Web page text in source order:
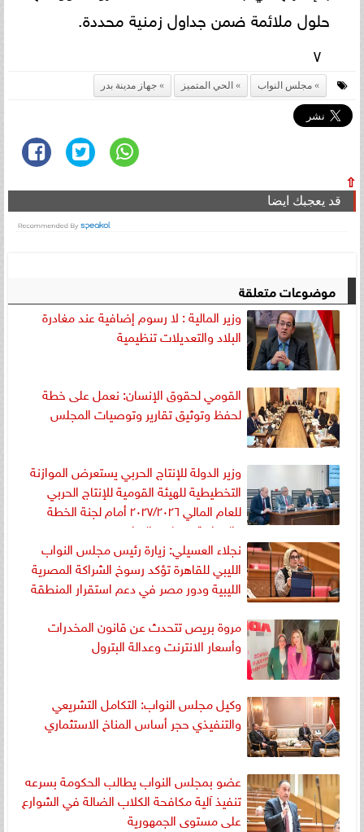
حلول ملائمة ضمن جداول زمنية محددة.
٧
مجلس النواب الحي المتميز جهاز مدينة بدر
⇧
قد يعجبك ايضا
موضوعات متعلقة
وزير المالية : لا رسوم إضافية عند مغادرة
البلاد والتعديلات تنظيمية
القومي لحقوق الإنسان: نعمل على خطة
لحفظ وتوثيق تقارير وتوصيات المجلس
وزير الدولة للإنتاج الحربي يستعرض الموازنة
التخطيطية للهيئة القومية للإنتاج الحربي
للعام المالي ۲۰٢٧/٢٠٢٦ أمام لجنة الخطة
والموازنة بمجلس النواب
نجلاء العسيلي: زيارة رئيس مجلس النواب
الليبي للقاهرة تؤكد رسوخ الشراكة المصرية
الليبية ودور مصر في دعم استقرار المنطقة
مروة بريص تتحدث عن قانون المخدرات
وأسعار الانترنت وعدالة البترول
وكيل مجلس النواب: التكامل التشريعي
والتنفيذي حجر أساس المناخ الاستثماري
عضو بمجلس النواب يطالب الحكومة بسرعه
تنفيذ آلية مكافحة الكلاب الضالة في الشوارع
على مستوى الجمهورية